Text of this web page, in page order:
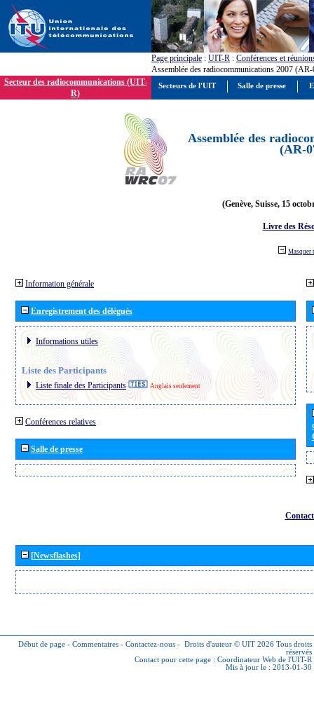
Page principale : UIT-R : Conférences et
Assemblée des radiocommunications 2007
Secteur des radiocommunications (UIT-
R)
Assemblée des
(AR-
(Genève, Suisse, 15
Livre des
Masquer
Information générale
Enregistrement des délégués
Informations utiles
Liste des Participants
Liste finale des Participants Anglais seulement
Conférences relatives
Salle de presse
[Newsflashes]
Début de page - Commentaires - Contactez-nous - Droits d'auteur © UIT 2026 Tous droits
réservés
Contact pour cette page : Coordinateur Web de l'UIT-R
Mis à jour le : 2013-01-30
Secteurs de l'UIT Salle de presse